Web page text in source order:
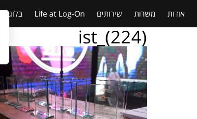
אודות משרות שירותים Life at Log-On בלוג
ist_(224)